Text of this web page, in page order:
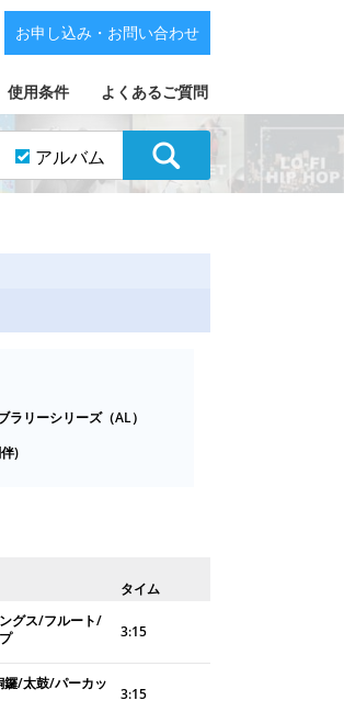
使用条件 よくあるご質問
お申し込み・お問い合わせ
アルバム
ラリーシリーズ（AL）
)
タイム
グス/フルート/
3:15
/太鼓/パーカッ
3:15